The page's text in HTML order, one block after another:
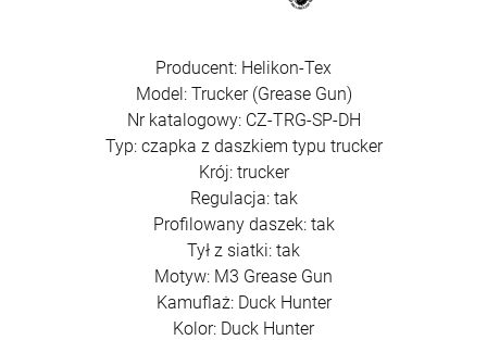
186 Ranger Green roz. 36 (73327)
szt.
DO KOSZYKA
Producent: Helikon-Tex
Model: Trucker (Grease Gun)
Nr katalogowy: CZ-TRG-SP-DH
Typ: czapka z daszkiem typu trucker
Krój: trucker
Regulacja: tak
Profilowany daszek: tak
Tył z siatki: tak
Motyw: M3 Grease Gun
Kamuflaż: Duck Hunter
Kolor: Duck Hunter